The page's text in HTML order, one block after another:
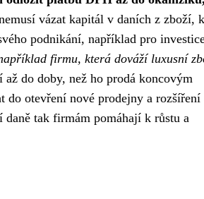
vázat kapitál v daních z zboží,
podnikání, například pro
firmu, která dováží luxusní
do doby, než ho prodá koncovým
otevření nové prodejny a rozšíření
daně tak firmám pomáhají k růstu a